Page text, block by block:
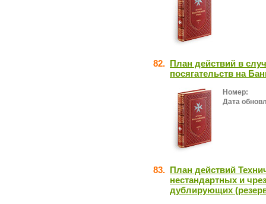
82. План действий в
посягательств на
Номер:
Дата
83. План действий
нестандартных и
дублирующих